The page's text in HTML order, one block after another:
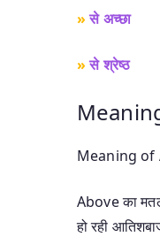
»से अच्छा
»से श्रेष्ठ
Meaning of
Above का
हो रही